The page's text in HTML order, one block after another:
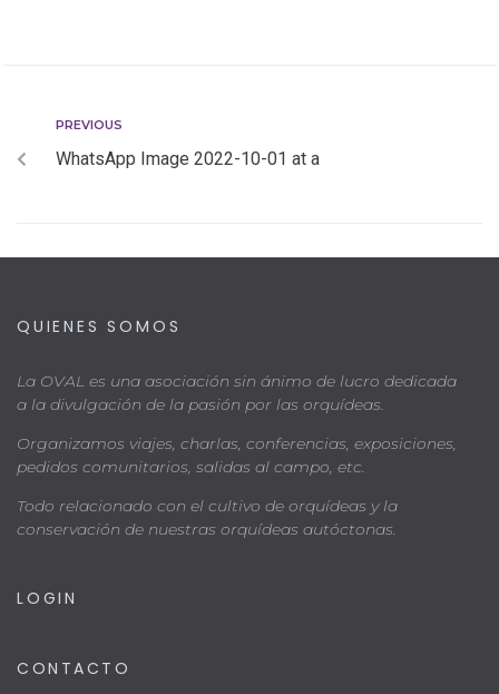
PREVIOUS
WhatsApp Image 2022-10-01 at a
QUIENES SOMOS
La OVAL es una asociación sin ánimo de lucro dedicada
a la divulgación de la pasión por las orquídeas.
Organizamos viajes, charlas, conferencias, exposiciones,
pedidos comunitarios, salidas al campo, etc.
Todo relacionado con el cultivo de orquídeas y la
conservación de nuestras orquídeas autóctonas.
LOGIN
CONTACTO